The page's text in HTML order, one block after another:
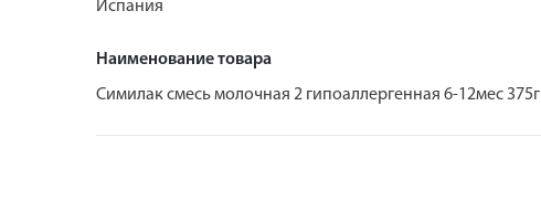
Испания
Наименование товара
Симилак смесь молочная 2 гипоаллергенная 6-12мес 375г